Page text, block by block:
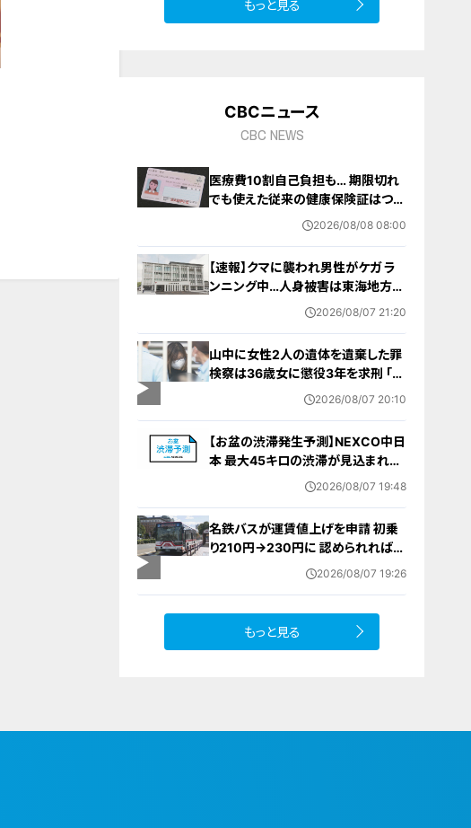
もっと見る
CBCニュース
CBC NEWS
医療費10割自己負担も… 期限切れ
でも使えた従来の健康保険証はつい
に終了 8月以降起こりうるマイナ保
2026/08/08 08:00
【速報】クマに襲われ男性がケガ ラ
ンニング中…人身被害は東海地方で
今シーズン初めて 岐阜県高山市
2026/08/07 21:20
山中に女性2人の遺体を遺棄した罪
検察は36歳女に懲役3年を求刑 ｢遺
棄時に近くに居続けたこと自体が重
2026/08/07 20:10
【お盆の渋滞発生予測】NEXCO中日
本 最大45キロの渋滞が見込まれる
区間も… 中央道・東名・新東名・東名
2026/08/07 19:48
名鉄バスが運賃値上げを申請 初乗
り210円→230円に 認められれば
12月から全路線で平均1割程度の値
2026/08/07 19:26
もっと見る